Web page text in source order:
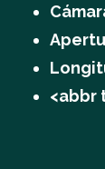
<abbr